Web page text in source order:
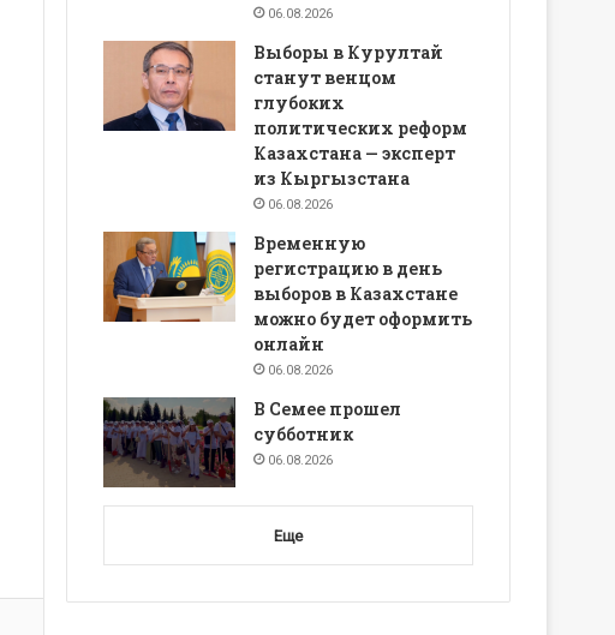
06.08.2026
Выборы в Курултай
станут венцом
глубоких
политических реформ
Казахстана — эксперт
из Кыргызстана
06.08.2026
Временную
регистрацию в день
выборов в Казахстане
можно будет оформить
онлайн
06.08.2026
В Семее прошел
субботник
06.08.2026
Еще